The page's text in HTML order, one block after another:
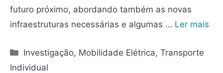
futuro próximo, abordando também as novas
infraestruturas necessárias e algumas … Ler mais
Investigação, Mobilidade Elétrica,Transporte
Individual